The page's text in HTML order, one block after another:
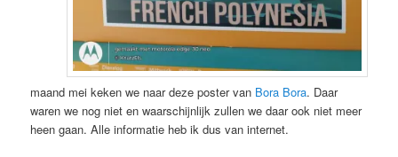
maand mei keken we naar deze poster van Bora Bora. Daar
waren we nog niet en waarschijnlijk zullen we daar ook niet meer
heen gaan. Alle informatie heb ik dus van internet.